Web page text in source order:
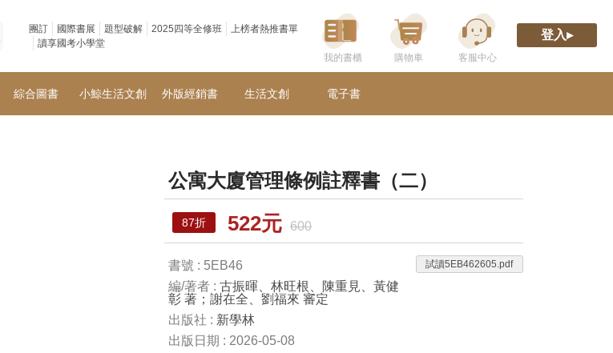
團訂 國際書展 題型破解 2025四等全修班
上榜者熱推書單
讀享國考小學堂
登入▸
綜合圖書 小鯨生活文創 外版經銷書 生活文創 電子書
公寓大廈管理條例註釋書（二）
87折 522元 600
書號 : 5EB46
編/著者 : 古振暉、林旺根、陳重見、黃健
彰 著；謝在全、劉福來 審定
出版社 : 新學林
出版日期 : 2026-05-08
試讀5EB462605.pdf